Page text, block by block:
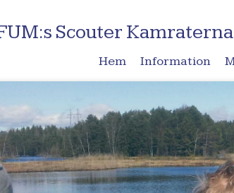
Scouter Kamraterna
Hem Information